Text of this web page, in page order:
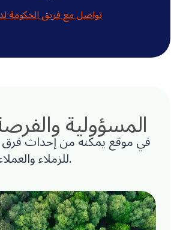
تواصل مع فريق الحكومة
المسؤولية
للزملاء والعملاء والمجتمعات.